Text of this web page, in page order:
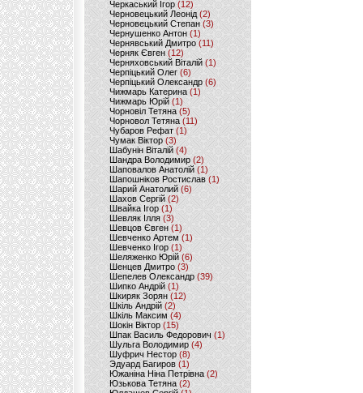
Черкаський Ігор (12)
Черновецький Леонід(2)
Черновецький Степан (3)
Чернушенко Антон (1)
Чернявський Дмитро(11)
Черняк Євген(12)
Черняховський Віталій (1)
Черпіцький Олег (6)
Черпіцький Олександр (6)
Чижмарь Катерина (1)
Чижмарь Юрій (1)
Чорновіл Тетяна (5)
Чорновол Тетяна (11)
Чубаров Рефат (1)
Чумак Віктор(3)
Шабунін Віталій (4)
Шандра Володимир (2)
Шаповалов Анатолій(1)
Шапошніков Ростислав(1)
Шарий Анатолий(6)
Шахов Сергій(2)
Швайка Ігор (1)
Шевляк Ілля (3)
Шевцов Євген (1)
Шевченко Артем(1)
Шевченко Ігор(1)
Шеляженко Юрій (6)
Шенцев Дмитро (3)
Шепелев Олександр (39)
Шипко Андрій(1)
Шкиряк Зорян(12)
Шкіль Андрій(2)
Шкіль Максим (4)
Шокін Віктор (15)
Шпак Василь Федорович (1)
Шульга Володимир (4)
Шуфрич Нестор(8)
Эдуард Багиров (1)
Южаніна Ніна Петрівна (2)
Юзькова Тетяна(2)